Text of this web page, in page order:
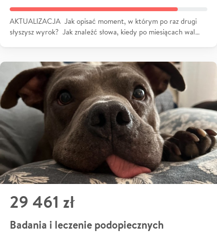
AKTUALIZACJA Jak opisać moment, w którym po raz drugi
słyszysz wyrok? Jak znaleźć słowa, kiedy po miesiącach wal…
29 461 zł
Badania i leczenie podopiecznych